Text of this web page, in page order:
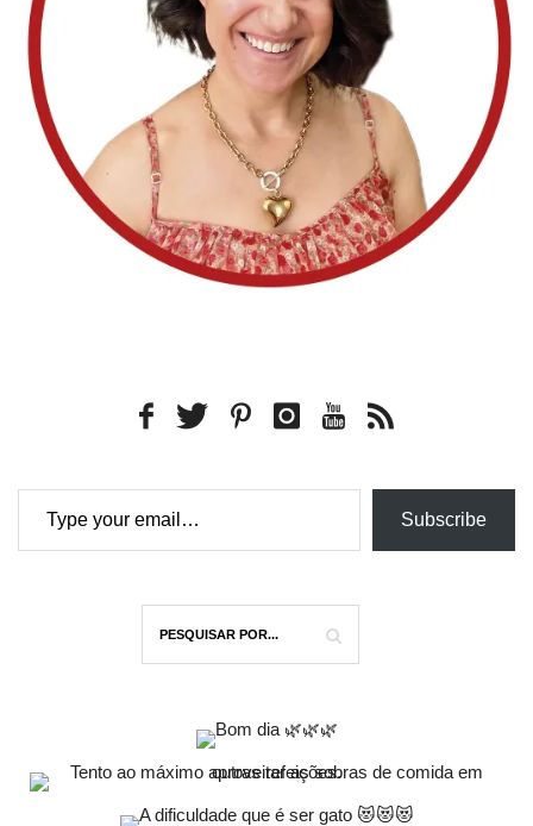
Type your email…
Subscribe